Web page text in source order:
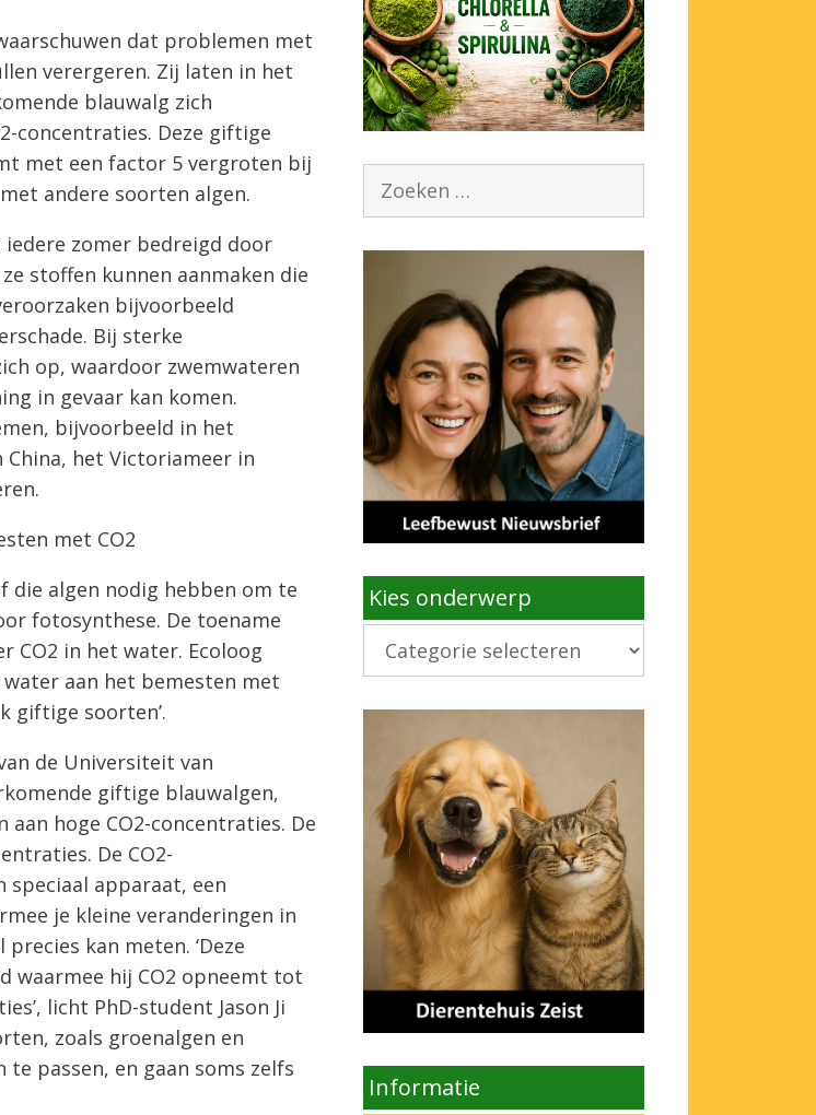
dat problemen met
verergeren. Zij laten in het
blauwalg zich
concentraties. Deze giftige
met een factor 5 vergroten bij
andere soorten algen.
zomer bedreigd door
stoffen kunnen aanmaken die
bijvoorbeeld
Bij sterke
op, waardoor zwemwateren
in gevaar kan komen.
bijvoorbeeld in het
China, het Victoriameer in
met CO2
die algen nodig hebben om te
fotosynthese. De toename
CO2 in het water. Ecoloog
water aan het bemesten met
giftige soorten’.
de Universiteit van
giftige blauwalgen,
hoge CO2-concentraties. De
De CO2-
speciaal apparaat, een
je kleine veranderingen in
kan meten. ‘Deze
waarmee hij CO2 opneemt tot
licht PhD-student Jason Ji
zoals groenalgen en
passen, en gaan soms zelfs
Zoek
Kies onderwerp
Kies
onderwerp
Informatie